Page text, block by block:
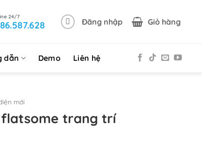
Đăng nhập Giỏ hàng
dẫn Demo Liên hệ
mới
flatsome trang trí